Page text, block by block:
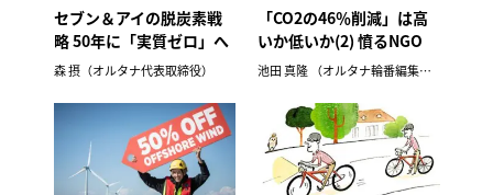
セブン＆アイの脱炭素戦
略 50年に「実質ゼロ」へ
森 摂（オルタナ代表取締役）
「CO2の46％削減」は高
いか低いか(2) 憤るNGO
池田 真隆 （オルタナ輪番編集長）